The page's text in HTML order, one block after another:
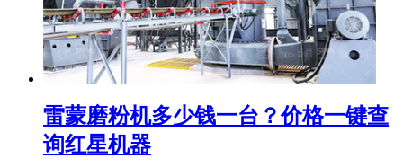
雷蒙磨粉机多少钱一台？价格一键查
询红星机器